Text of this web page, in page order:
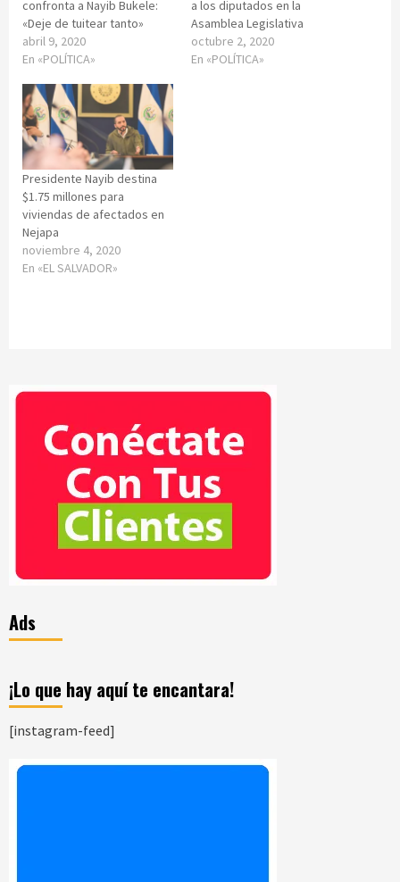
confronta a Nayib Bukele:
«Deje de tuitear tanto»
abril 9, 2020
En «POLÍTICA»
a los diputados en la
Asamblea Legislativa
octubre 2, 2020
En «POLÍTICA»
Presidente Nayib destina
$1.75 millones para
viviendas de afectados en
Nejapa
noviembre 4, 2020
En «EL SALVADOR»
Ads
¡Lo que hay aquí te encantara!
[instagram-feed]